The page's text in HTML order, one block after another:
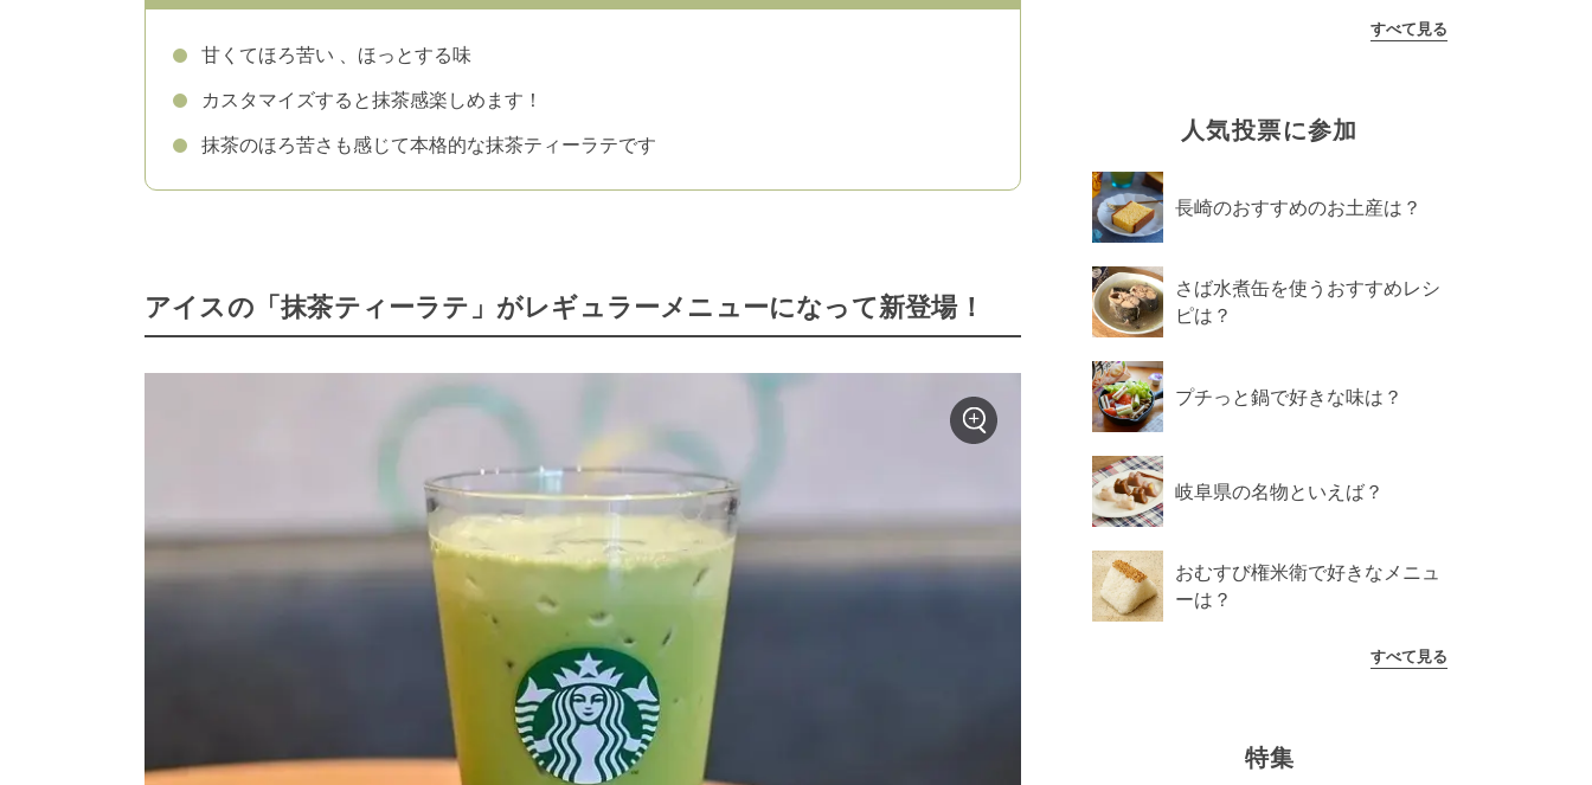
甘くてほろ苦い 、ほっとする味
カスタマイズすると抹茶感楽しめます！
抹茶のほろ苦さも感じて本格的な抹茶ティーラテです
アイスの「抹茶ティーラテ」がレギュラーメニューになって新登場！
すべて見る
人気投票に参加
長崎のおすすめのお土産は？
さば水煮缶を使うおすすめレシ
ピは？
プチっと鍋で好きな味は？
岐阜県の名物といえば？
おむすび権米衛で好きなメニュ
ーは？
すべて見る
特集